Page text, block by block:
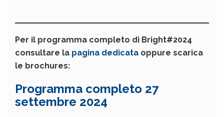
Per il programma completo di Bright#2024
consultare la pagina dedicata oppure scarica
le brochures:
Programma completo 27
settembre 2024